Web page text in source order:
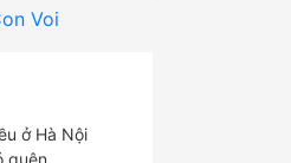
Voi
ở Hà Nội
quên